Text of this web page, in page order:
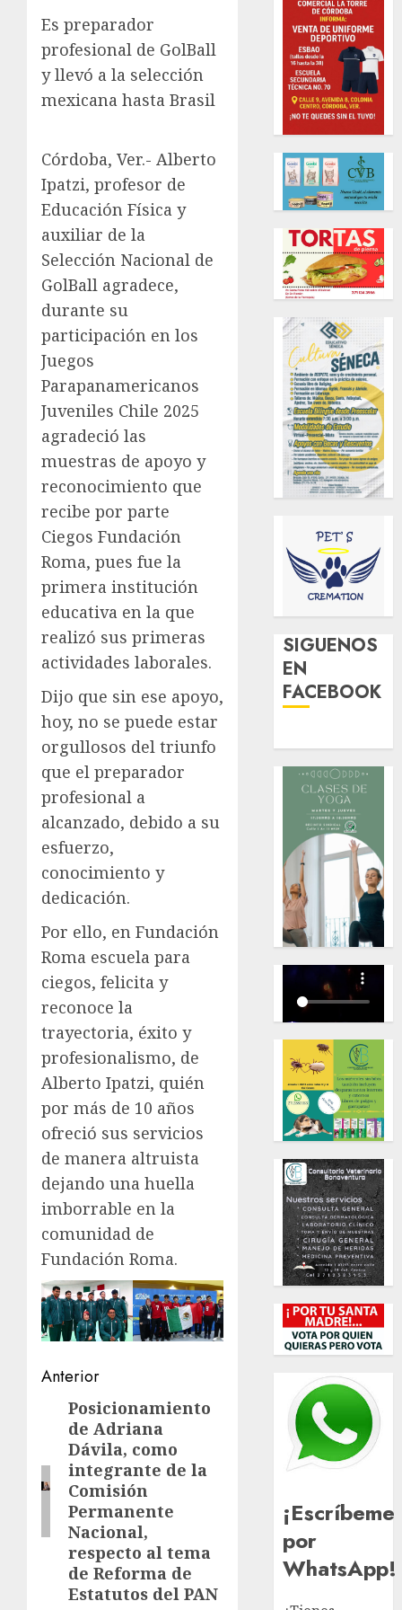
Es preparador
profesional de GolBall
y llevó a la selección
mexicana hasta Brasil
Córdoba, Ver.- Alberto
Ipatzi, profesor de
Educación Física y
auxiliar de la
Selección Nacional de
GolBall agradece,
durante su
participación en los
Juegos
Parapanamericanos
Juveniles Chile 2025
agradeció las
muestras de apoyo y
reconocimiento que
recibe por parte
Ciegos Fundación
Roma, pues fue la
primera institución
educativa en la que
realizó sus primeras
actividades laborales.
Dijo que sin ese apoyo,
hoy, no se puede estar
orgullosos del triunfo
que el preparador
profesional a
alcanzado, debido a su
esfuerzo,
conocimiento y
dedicación.
Por ello, en Fundación
Roma escuela para
ciegos, felicita y
reconoce la
trayectoria, éxito y
profesionalismo, de
Alberto Ipatzi, quién
por más de 10 años
ofreció sus servicios
de manera altruista
dejando una huella
imborrable en la
comunidad de
Fundación Roma.
Navegación
de
entradas
Anterior
Entrada
anterior:
Posicionamiento
de Adriana
Dávila, como
integrante de la
Comisión
Permanente
Nacional,
respecto al tema
de Reforma de
Estatutos del PAN
SIGUENOS
EN
FACEBOOK
¡Escríbeme
por
WhatsApp!